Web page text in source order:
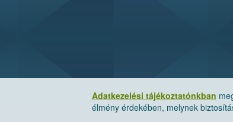
Adatkezelési tájékoztatónkban
élmény érdekében, melynek